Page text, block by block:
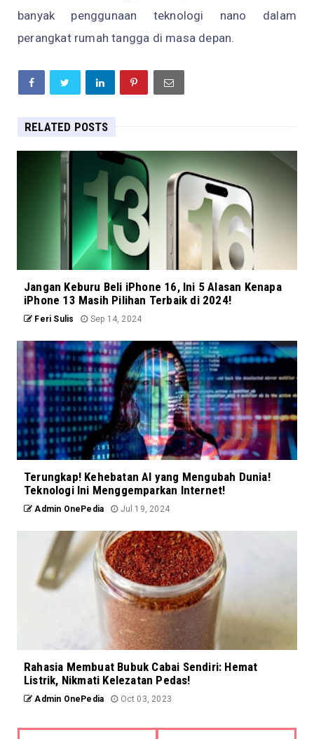
banyak penggunaan teknologi nano dalam
perangkat rumah tangga di masa depan.
RELATED POSTS
Jangan Keburu Beli iPhone 16, Ini 5 Alasan Kenapa
iPhone 13 Masih Pilihan Terbaik di 2024!
Feri Sulis Sep 14, 2024
Terungkap! Kehebatan AI yang Mengubah Dunia!
Teknologi Ini Menggemparkan Internet!
Admin OnePedia Jul 19, 2024
Rahasia Membuat Bubuk Cabai Sendiri: Hemat
Listrik, Nikmati Kelezatan Pedas!
Admin OnePedia Oct 03, 2023